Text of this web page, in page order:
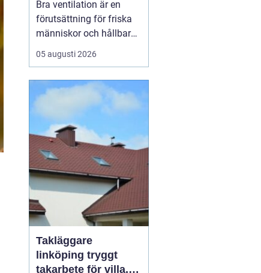
friskare och mer
energieffektiva
Bra ventilation är en
förutsättning för friska
människor och hållbara
byggnader. I en kuststad
som Helsingborg, med
temperaturer och många
äldre fastigheter, märks
skillnaden e...
05 augusti 2026
Takläggare
linköping tryggt
takarbete för villa,